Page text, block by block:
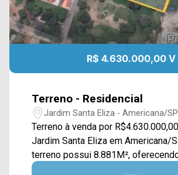
R$ 4.630.000,00 V
Terreno - Residencial
Jardim Santa Eliza - Americana/SP
Terreno à venda por
Jardim Santa Eliza em Americana/SP.
terreno possui 8.881M²,
extensa área plana e gramada,